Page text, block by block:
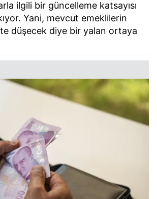
ilgili bir güncelleme katsayısı
Yani, mevcut emeklilerin
düşecek diye bir yalan ortaya